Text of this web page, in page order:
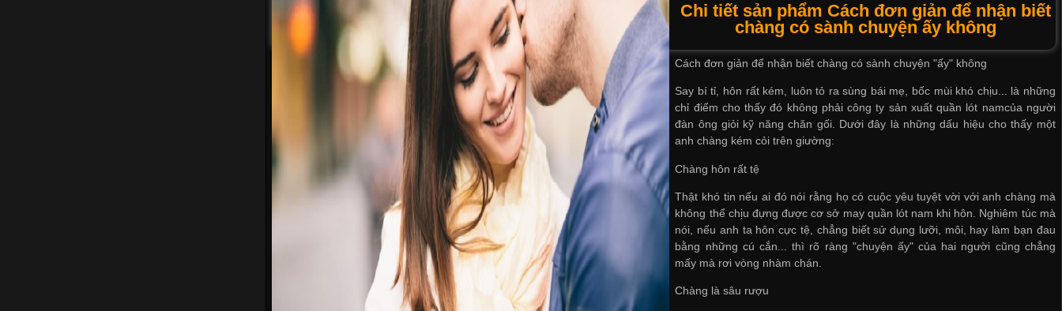
Chi tiết sản phẩm Cách đơn giản để nhận biết
chàng có sành chuyện ấy không
Cách đơn giản để nhận biết chàng có sành chuyện "ấy" không
Say bí tỉ, hôn rất kém, luôn tỏ ra sùng bái mẹ, bốc mùi khó chịu... là những
chỉ điểm cho thấy đó không phảicông ty sản xuất quần lót namcủa người
đàn ông giỏi kỹ năng chăn gối. Dưới đây là những dấu hiệu cho thấy một
anh chàng kém cỏi trên giường:
Chàng hôn rất tệ
Thật khó tin nếu ai đó nói rằng họ có cuộc yêu tuyệt vời với anh chàng mà
không thể chịu đựng đượccơ sở may quần lót nam khi hôn. Nghiêm túc mà
nói, nếu anh ta hôn cực tệ, chẳng biết sử dụng lưỡi, môi, hay làm bạn đau
bằng những cú cắn... thì rõ ràng "chuyện ấy" của hai người cũng chẳng
mấy mà rơi vòng nhàm chán.
Chàng là sâu rượu